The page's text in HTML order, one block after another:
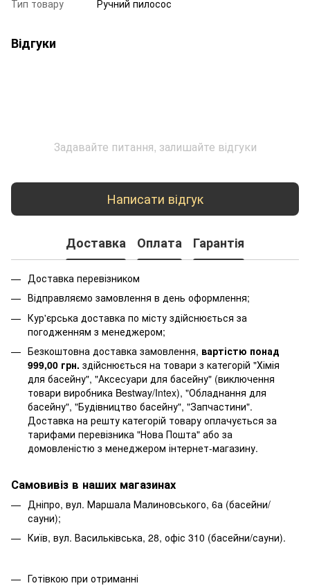
Тип товару Ручний пилосос
Відгуки
Задавайте питання, залишайте відгуки
Написати відгук
Доставка Оплата Гарантія
Доставка перевізником
Відправляємо замовлення в день оформлення;
Кур'єрська доставка по місту здійснюється за
погодженням з менеджером;
Безкоштовна доставка замовлення, вартістю понад
999,00 грн. здійснюється на товари з категорій "Хімія
для басейну", "Аксесуари для басейну" (виключення
товари виробника Bestway/Intex), "Обладнання для
басейну", "Будівництво басейну", "Запчастини".
Доставка на решту категорій товару оплачується за
тарифами перевізника "Нова Пошта" або за
домовленістю з менеджером інтернет-магазину.
Самовивіз в наших магазинах
Дніпро, вул. Маршала Малиновського, 6а (басейни/
сауни);
Київ, вул. Васильківська, 28, офіс 310 (басейни/сауни).
Готівкою при отриманні